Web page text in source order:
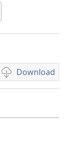
Download